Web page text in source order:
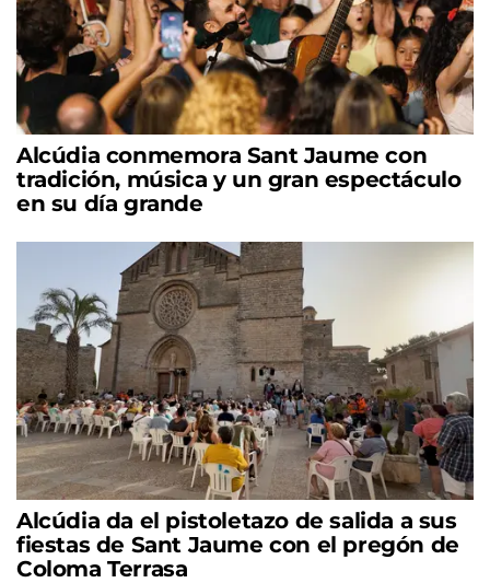
Alcúdia conmemora Sant Jaume con
tradición, música y un gran espectáculo
en su día grande
Alcúdia da el pistoletazo de salida a sus
fiestas de Sant Jaume con el pregón de
Coloma Terrasa